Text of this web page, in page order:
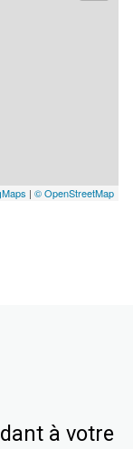
Maps | © OpenStreetMap
à votre